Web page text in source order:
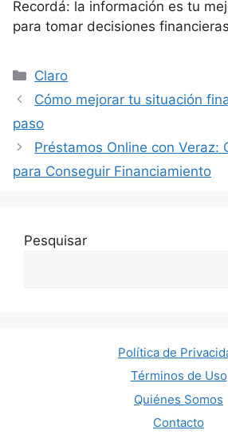
Recordá: la información es tu
para tomar decisiones
Categorías
Claro
Cómo mejorar tu situación
paso
Préstamos Online con Veraz:
para Conseguir Financiamiento
Pesquisar
Política de
Términos de Uso
Quiénes Somos
Contacto